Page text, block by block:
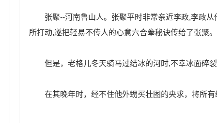
张聚--河南鲁山人。张聚平时非常亲近李政,李政从
所打动,遂把轻易不传人的心意六合拳秘诀传给了张聚
但是，老格儿冬天骑马过结冰的河时,不幸冰面碎裂,
在其晚年时，经不住他外甥买壮图的央求，将所有